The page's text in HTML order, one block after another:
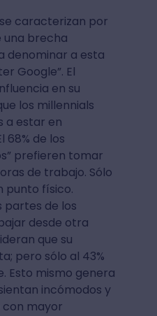
caracterizan por
una brecha
denominar a esta
Google”. El
en su
los millennials
a estar en
68% de los
prefieren tomar
de trabajo. Sólo
punto físico.
partes de los
desde otra
que su
pero sólo al 43%
Esto mismo genera
incómodos y
mayor